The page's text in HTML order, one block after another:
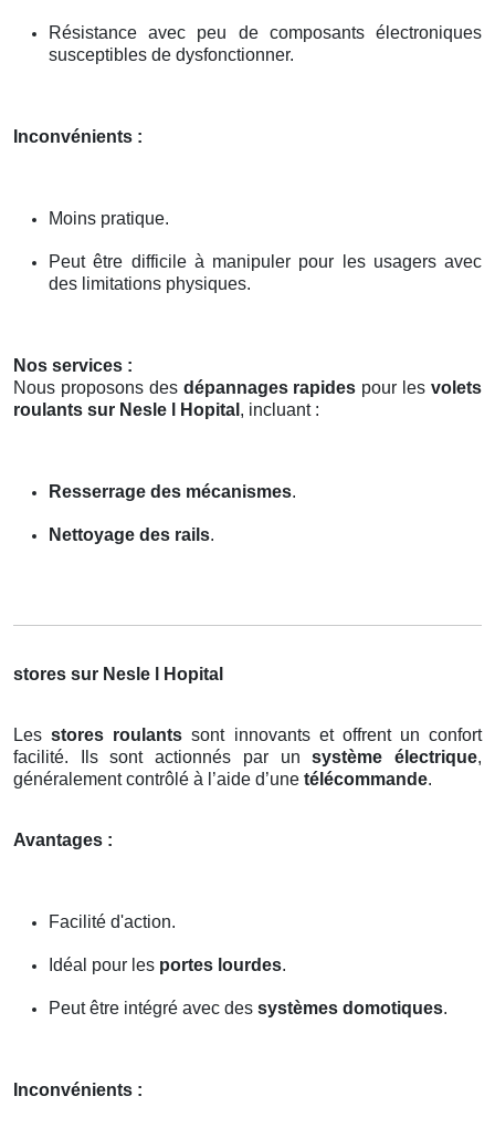
Résistance avec peu de composants électroniques
susceptibles de dysfonctionner.
Inconvénients :
Moins pratique.
Peut être difficile à manipuler pour les usagers avec
des limitations physiques.
Nos services :
Nous proposons des dépannages rapides pour lesvolets
roulants sur Nesle l Hopital , incluant :
Resserrage des mécanismes.
Nettoyage des rails.
stores sur Nesle l Hopital
Lesstores roulants sont innovants et offrent un confort
facilité. Ils sont actionnés par unsystème électrique,
généralement contrôlé à l’aide d’une télécommande.
Avantages :
Facilité d'action.
Idéal pour les portes lourdes.
Peut être intégré avec des systèmes domotiques.
Inconvénients :